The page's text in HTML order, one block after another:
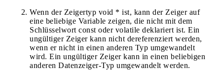
Wenn der Zeigertyp void * ist, kann der Zeiger auf
eine beliebige Variable zeigen, die nicht mit dem
Schlüsselwort const oder volatile deklariert ist. Ein
ungültiger Zeiger kann nicht dereferenziert werden,
wenn er nicht in einen anderen Typ umgewandelt
wird. Ein ungültiger Zeiger kann in einen beliebigen
anderen Datenzeiger-Typ umgewandelt werden.